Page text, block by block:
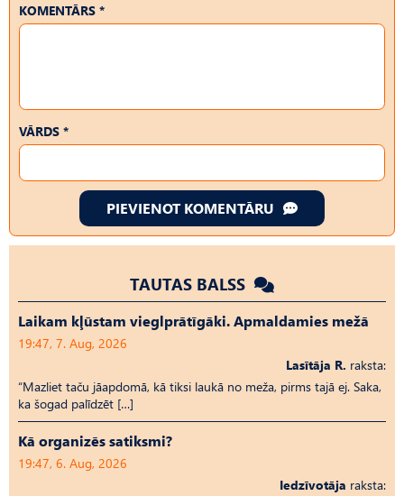
KOMENTĀRS *
VĀRDS *
PIEVIENOT KOMENTĀRU
TAUTAS BALSS
Laikam kļūstam vieglprātīgāki. Apmaldamies mežā
19:47, 7. Aug, 2026
Lasītāja R. raksta:
“Mazliet taču jāapdomā, kā tiksi laukā no meža, pirms tajā ej. Saka,
ka šogad palīdzēt […]
Kā organizēs satiksmi?
19:47, 6. Aug, 2026
Iedzīvotāja raksta: